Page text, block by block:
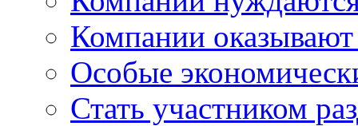
Компании оказывают
Особые
Стать участником